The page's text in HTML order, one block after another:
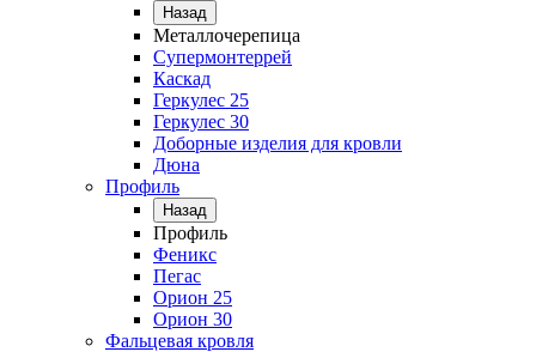
Назад
Металлочерепица
Супермонтеррей
Каскад
Геркулес 25
Геркулес 30
Доборные изделия для кровли
Дюна
Профиль
Назад
Профиль
Феникс
Пегас
Орион 25
Орион 30
Фальцевая кровля